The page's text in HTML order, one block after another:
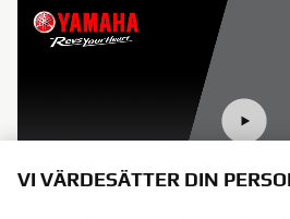
VI VÄRDESÄTTER DIN